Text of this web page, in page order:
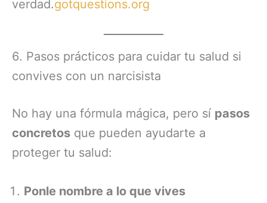
verdad.gotquestions.org
6. Pasos prácticos para cuidar tu salud si
convives con un narcisista
No hay una fórmula mágica, pero sí pasos
concretos que pueden ayudarte a
proteger tu salud:
Ponle nombre a lo que vives